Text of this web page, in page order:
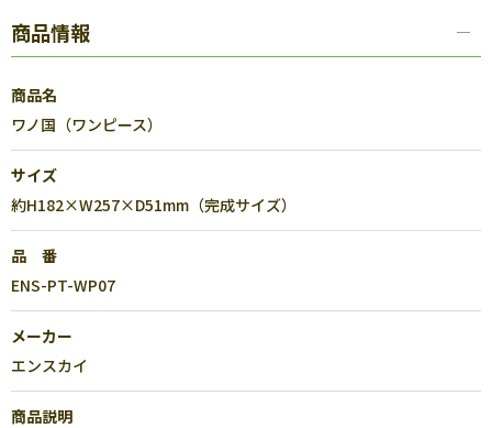
商品情報
商品名
ワノ国（ワンピース）
サイズ
約H182×W257×D51mm（完成サイズ）
品 番
ENS-PT-WP07
メーカー
エンスカイ
商品説明